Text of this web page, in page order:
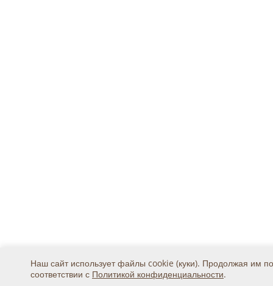
Наш сайт использует файлы cookie (куки). Продолжая им
соответствии с Политикой конфиденциальности.